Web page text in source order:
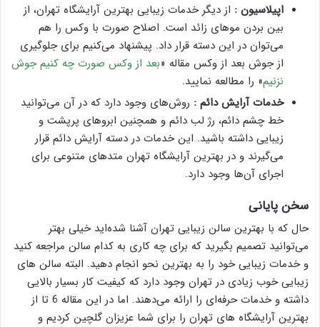
اپیلاسیون : از دیگر خدمات زیبایی بهترین آرایشگاه تهران، از
بین بردن موهای زائد است. اصلاح صورت با وکس را هم
می‌توان در این دسته قرار داد. پیشنهاد می‌کنیم برای جلوگیری
از جوش بعد از وکس مقاله «بعد از وکس صورت چه کنیم جوش
نزنیم» را مطالعه نمایید.
خدمات آرایش دائم : روش‌های وجود دارد که در آن می‌توانید
خط چشم دائم، رژ لب دائم و همچنین ابرو‌های پرپشت و
زیبایی داشته باشید. این خدمات در دسته آرایش دائم قرار
می‌گیرند و در بهترین آرایشگاه تهران متد‌های متنوعی برای
اجرای آن‌ها وجود دارد.
سخن پایانی
حال که با بهترین سالن زیبایی تهران آشنا شده‌اید خیلی بهتر
می‌توانید تصمیم بگیرید که برای چه کاری به کدام سالن مراجعه کنید
و خدمات زیبایی خود را به بهترین نحو انجام دهید. البته سالن‌ های
زیبایی خوب زیادی در تهران وجود دارد که کیفیت کار بسیار بالایی
داشته و خدمات حرفه‌ای را ارائه می‌دهند. اما در این مقاله 6 تا از
بهترین آرایشگاه‌ های تهران را برای شما عزیزان گلچین کردیم و